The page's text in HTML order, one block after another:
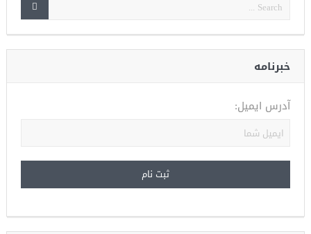
خبرنامه
آدرس ایمیل: